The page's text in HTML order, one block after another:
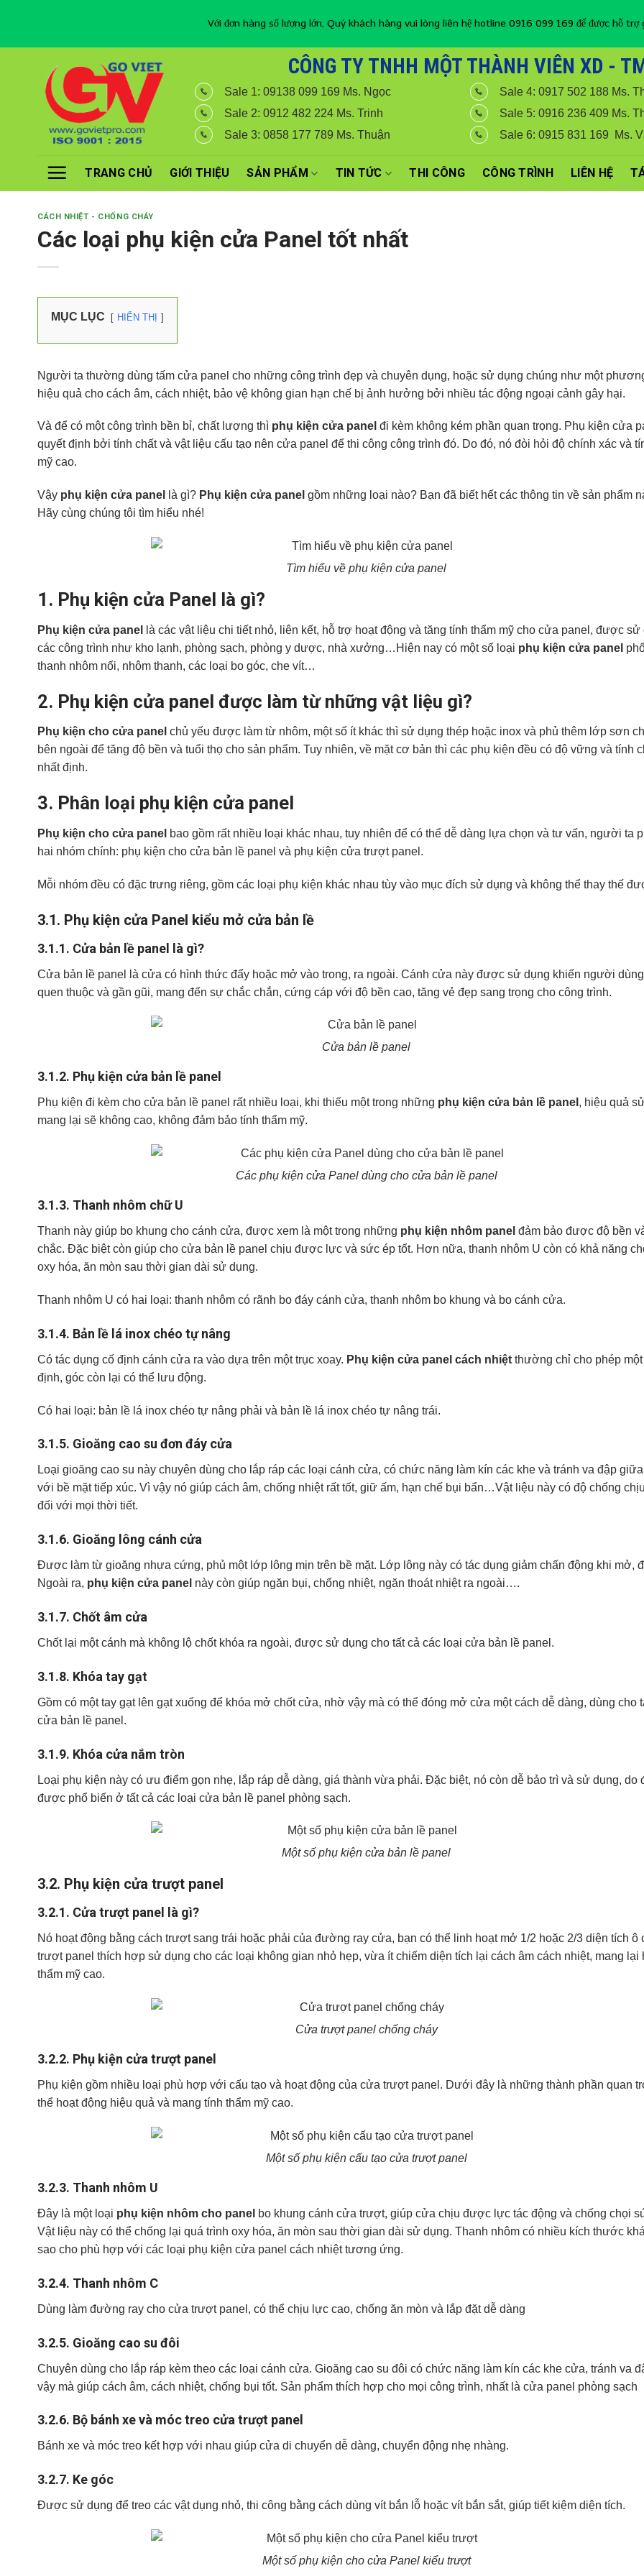
CÔNG TY TNHH MỘT THÀNH VIÊN XD -
Sale 1: 09138 099 169 Ms. Ngọc
Sale 2: 0912 482 224 Ms. Trinh
Sale 3: 0858 177 789 Ms. Thuận
Sale 4: 0917 502 188 Ms.
Sale 5: 0916 236 409 Ms.
Sale 6: 0915 831 169 Ms.
TRANG CHỦ GIỚI THIỆU SẢN PHẨM TIN TỨC THI CÔNG CÔNG TRÌNH LIÊN HỆ
CÁCH NHIỆT - CHỐNG CHÁY
Các loại phụ kiện cửa Panel tốt nhất
MỤC LỤC HIỂN THỊ
Người ta thường dùng tấm cửa panel cho những công trình đẹp và chuyên dụng, hoặc sử dụng chúng như một
hiệu quả cho cách âm, cách nhiệt, bảo vệ không gian hạn chế bị ảnh hưởng bởi nhiều tác động ngoại cảnh gây hại.
Và để có một công trình bền bỉ, chất lượng thì phụ kiện cửa panel đi kèm không kém phần quan trọng. Phụ kiện cửa
quyết định bởi tính chất và vật liệu cấu tạo nên cửa panel để thi công công trình đó. Do đó, nó đòi hỏi độ chính xác và
mỹ cao.
Vậy phụ kiện cửa panel là gì? Phụ kiện cửa panel gồm những loại nào? Bạn đã biết hết các thông tin về sản phẩm
Hãy cùng chúng tôi tìm hiểu nhé!
Tìm hiểu về phụ kiện cửa panel
1. Phụ kiện cửa Panel là gì?
Phụ kiện cửa panel
là các vật liệu chi tiết nhỏ, liên kết, hỗ trợ hoạt động và tăng tính thẩm mỹ cho cửa panel, được sử
các công trình như kho lạnh, phòng sạch, phòng y dược, nhà xưởng…Hiện nay có một số loại phụ kiện cửa panel
thanh nhôm nối, nhôm thanh, các loại bo góc, che vít…
2. Phụ kiện cửa panel được làm từ những vật liệu gì?
Phụ kiện cho cửa panel chủ yếu được làm từ nhôm, một số ít khác thì sử dụng thép hoặc inox và phủ thêm lớp sơn
bên ngoài để tăng độ bền và tuổi thọ cho sản phẩm. Tuy nhiên, về mặt cơ bản thì các phụ kiện đều có độ vững và tính
nhất định.
3. Phân loại phụ kiện cửa panel
Phụ kiện cho cửa panel bao gồm rất nhiều loại khác nhau, tuy nhiên để có thể dễ dàng lựa chọn và tư vấn, người ta
hai nhóm chính: phụ kiện cho cửa bản lề panel và phụ kiện cửa trượt panel.
Mỗi nhóm đều có đặc trưng riêng, gồm các loại phụ kiện khác nhau tùy vào mục đích sử dụng và không thể thay thế
3.1. Phụ kiện cửa Panel kiểu mở cửa bản lề
3.1.1. Cửa bản lề panel là gì?
Cửa bản lề panel là cửa có hình thức đẩy hoặc mở vào trong, ra ngoài. Cánh cửa này được sử dụng khiến người
quen thuộc và gần gũi, mang đến sự chắc chắn, cứng cáp với độ bền cao, tăng vẻ đẹp sang trọng cho công trình.
Cửa bản lề panel
3.1.2. Phụ kiện cửa bản lề panel
Phụ kiện đi kèm cho cửa bản lề panel rất nhiều loại, khi thiếu một trong những phụ kiện cửa bản lề panel , hiệu quả
mang lại sẽ không cao, không đảm bảo tính thẩm mỹ.
Các phụ kiện cửa Panel dùng cho cửa bản lề panel
3.1.3. Thanh nhôm chữ U
Thanh này giúp bo khung cho cánh cửa, được xem là một trong những phụ kiện nhôm panel đảm bảo được độ bền
chắc. Đặc biệt còn giúp cho cửa bản lề panel chịu được lực và sức ép tốt. Hơn nữa, thanh nhôm U còn có khả năng
oxy hóa, ăn mòn sau thời gian dài sử dụng.
Thanh nhôm U có hai loại: thanh nhôm có rãnh bo đáy cánh cửa, thanh nhôm bo khung và bo cánh cửa.
3.1.4. Bản lề lá inox chéo tự nâng
Có tác dụng cố định cánh cửa ra vào dựa trên một trục xoay. Phụ kiện cửa panel cách nhiệt thường chỉ cho phép
định, góc còn lại có thể lưu động.
Có hai loại: bản lề lá inox chéo tự nâng phải và bản lề lá inox chéo tự nâng trái.
3.1.5. Gioăng cao su đơn đáy cửa
Loại gioăng cao su này chuyên dùng cho lắp ráp các loại cánh cửa, có chức năng làm kín các khe và tránh va đập
với bề mặt tiếp xúc. Vì vậy nó giúp cách âm, chống nhiệt rất tốt, giữ ấm, hạn chế bụi bẩn…Vật liệu này có độ chống
đối với mọi thời tiết.
3.1.6. Gioăng lông cánh cửa
Được làm từ gioăng nhựa cứng, phủ một lớp lông mịn trên bề mặt. Lớp lông này có tác dụng giảm chấn động khi mở,
Ngoài ra, phụ kiện cửa panel này còn giúp ngăn bụi, chống nhiệt, ngăn thoát nhiệt ra ngoài….
3.1.7. Chốt âm cửa
Chốt lại một cánh mà không lộ chốt khóa ra ngoài, được sử dụng cho tất cả các loại cửa bản lề panel.
3.1.8. Khóa tay gạt
Gồm có một tay gạt lên gạt xuống để khóa mở chốt cửa, nhờ vậy mà có thể đóng mở cửa một cách dễ dàng, dùng cho
cửa bản lề panel.
3.1.9. Khóa cửa nắm tròn
Loại phụ kiện này có ưu điểm gọn nhẹ, lắp ráp dễ dàng, giá thành vừa phải. Đặc biệt, nó còn dễ bảo trì và sử dụng, do
được phổ biến ở tất cả các loại cửa bản lề panel phòng sạch.
Một số phụ kiện cửa bản lề panel
3.2. Phụ kiện cửa trượt panel
3.2.1. Cửa trượt panel là gì?
Nó hoạt động bằng cách trượt sang trái hoặc phải của đường ray cửa, bạn có thể linh hoạt mở 1/2 hoặc 2/3 diện tích ô
trượt panel thích hợp sử dụng cho các loại không gian nhỏ hẹp, vừa ít chiếm diện tích lại cách âm cách nhiệt, mang lại
thẩm mỹ cao.
Cửa trượt panel chống cháy
3.2.2. Phụ kiện cửa trượt panel
Phụ kiện gồm nhiều loại phù hợp với cấu tạo và hoạt động của cửa trượt panel. Dưới đây là những thành phần quan
thể hoạt động hiệu quả và mang tính thẩm mỹ cao.
Một số phụ kiện cấu tạo cửa trượt panel
3.2.3. Thanh nhôm U
Đây là một loại phụ kiện nhôm cho panel bo khung cánh cửa trượt, giúp cửa chịu được lực tác động và chống chọi
Vật liệu này có thể chống lại quá trình oxy hóa, ăn mòn sau thời gian dài sử dụng. Thanh nhôm có nhiều kích thước
sao cho phù hợp với các loại phụ kiện cửa panel cách nhiệt tương ứng.
3.2.4. Thanh nhôm C
Dùng làm đường ray cho cửa trượt panel, có thể chịu lực cao, chống ăn mòn và lắp đặt dễ dàng
3.2.5. Gioăng cao su đôi
Chuyên dùng cho lắp ráp kèm theo các loại cánh cửa. Gioăng cao su đôi có chức năng làm kín các khe cửa, tránh va
vậy mà giúp cách âm, cách nhiệt, chống bụi tốt. Sản phẩm thích hợp cho mọi công trình, nhất là cửa panel phòng sạch
3.2.6. Bộ bánh xe và móc treo cửa trượt panel
Bánh xe và móc treo kết hợp với nhau giúp cửa di chuyển dễ dàng, chuyển động nhẹ nhàng.
3.2.7. Ke góc
Được sử dụng để treo các vật dụng nhỏ, thi công bằng cách dùng vít bắn lỗ hoặc vít bắn sắt, giúp tiết kiệm diện tích.
Một số phụ kiện cho cửa Panel kiểu trượt
Với đơn hàng số lượng lớn, Quý khách hàng vui lòng liên hệ hotline 0916 099 169 để được hỗ trợ